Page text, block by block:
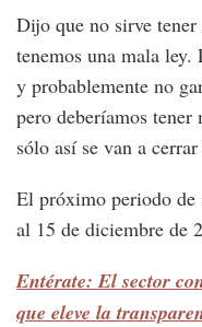
Dijo que no sirve
tenemos una mala
y probablemente no
pero deberíamos tener
sólo así se van a
El próximo periodo de
al 15 de diciembre de
Entérate: El sector
que eleve la